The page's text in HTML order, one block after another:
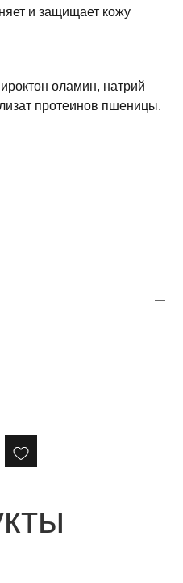
и защищает кожу
оламин, натрий
протеинов пшеницы.